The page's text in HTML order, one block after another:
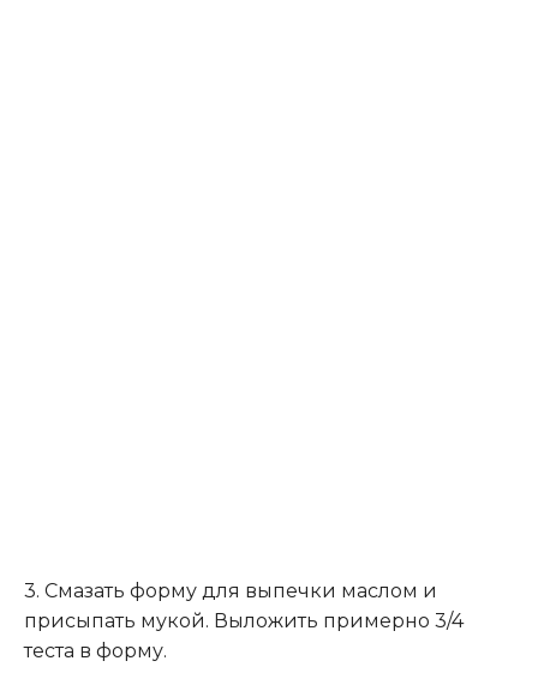
3. Смазать форму для выпечки маслом и
присыпать мукой. Выложить примерно 3/4
теста в форму.